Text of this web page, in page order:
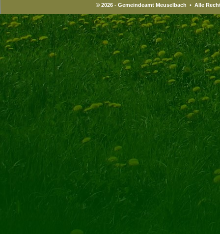
© 2026 - Gemeindeamt Meuselbach • Alle